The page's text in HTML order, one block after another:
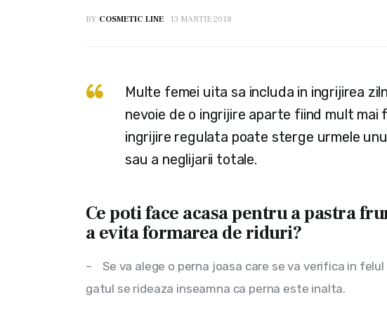
BY COSMETIC LINE 13 MARTIE 2018
Multe femei uita sa includa in ingrijirea
nevoie de o ingrijire aparte fiind mult
ingrijire regulata poate sterge urmele
sau a neglijarii totale.
Ce poti face acasa pentru a pastra
a evita formarea de riduri?
–    Se va alege o perna joasa care se va verifica in
gatul se rideaza inseamna ca perna este inalta.